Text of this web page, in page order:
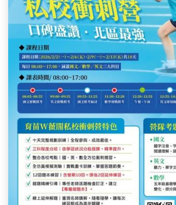
具體的學群建議。
我們深信，當家長與孩子一同參與，
默契的共識，一起為未來的道路做好
誠摯邀請您與孩子攜手參加，讓「選
慮，而是一次充滿力量與希望的開始
📍我們也特別準備了一段貼心的說明
楚這兩場活動能帶來哪些收穫，也能
起規劃下一步。
🎞️點擊影片觀看：https://youtu.be/
🔗報名連結：
https://forms.gle/
📍請於114/9/19(五)前21:00 前 完成
若您有任何疑問，歡迎致電 育苗W
主任。